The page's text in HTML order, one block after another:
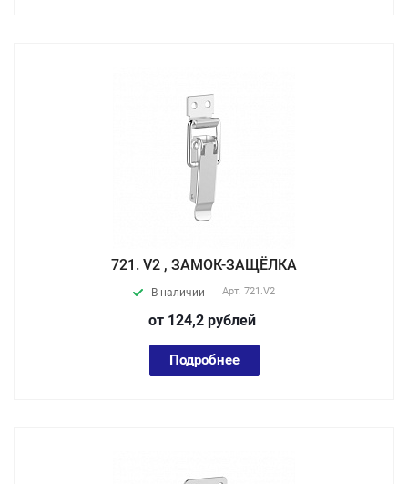
721. V2 , ЗАМОК-ЗАЩЁЛКА
В наличии Арт. 721.V2
от 124,2 рублей
Подробнее